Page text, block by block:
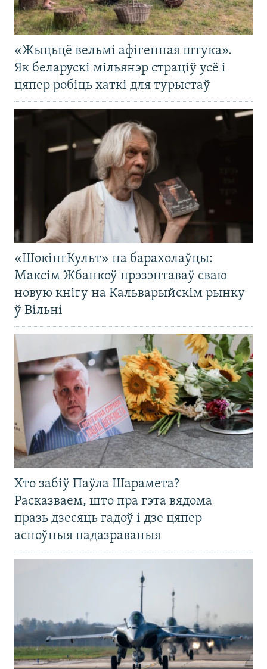
«Жыцьцё вельмі афігенная штука».
Як беларускі мільянэр страціў усё і
цяпер робіць хаткі для турыстаў
«ШокінгКульт» на барахолаўцы:
Максім Жбанкоў прэзэнтаваў сваю
новую кнігу на Кальварыйскім рынку
ў Вільні
Хто забіў Паўла Шарамета?
Расказваем, што пра гэта вядома
празь дзесяць гадоў і дзе цяпер
асноўныя падазраваныя